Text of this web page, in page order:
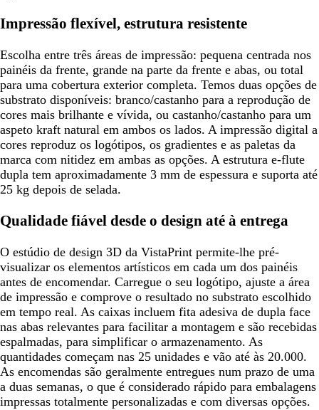
Impressão flexível, estrutura resistente
Escolha entre três áreas de impressão: pequena centrada nos
painéis da frente, grande na parte da frente e abas, ou total
para uma cobertura exterior completa. Temos duas opções de
substrato disponíveis: branco/castanho para a reprodução de
cores mais brilhante e vívida, ou castanho/castanho para um
aspeto kraft natural em ambos os lados. A impressão digital a
cores reproduz os logótipos, os gradientes e as paletas da
marca com nitidez em ambas as opções. A estrutura e-flute
dupla tem aproximadamente 3 mm de espessura e suporta até
25 kg depois de selada.
Qualidade fiável desde o design até à entrega
O estúdio de design 3D da VistaPrint permite-lhe pré-
visualizar os elementos artísticos em cada um dos painéis
antes de encomendar. Carregue o seu logótipo, ajuste a área
de impressão e comprove o resultado no substrato escolhido
em tempo real. As caixas incluem fita adesiva de dupla face
nas abas relevantes para facilitar a montagem e são recebidas
espalmadas, para simplificar o armazenamento. As
quantidades começam nas 25 unidades e vão até às 20.000.
As encomendas são geralmente entregues num prazo de uma
a duas semanas, o que é considerado rápido para embalagens
impressas totalmente personalizadas e com diversas opções.